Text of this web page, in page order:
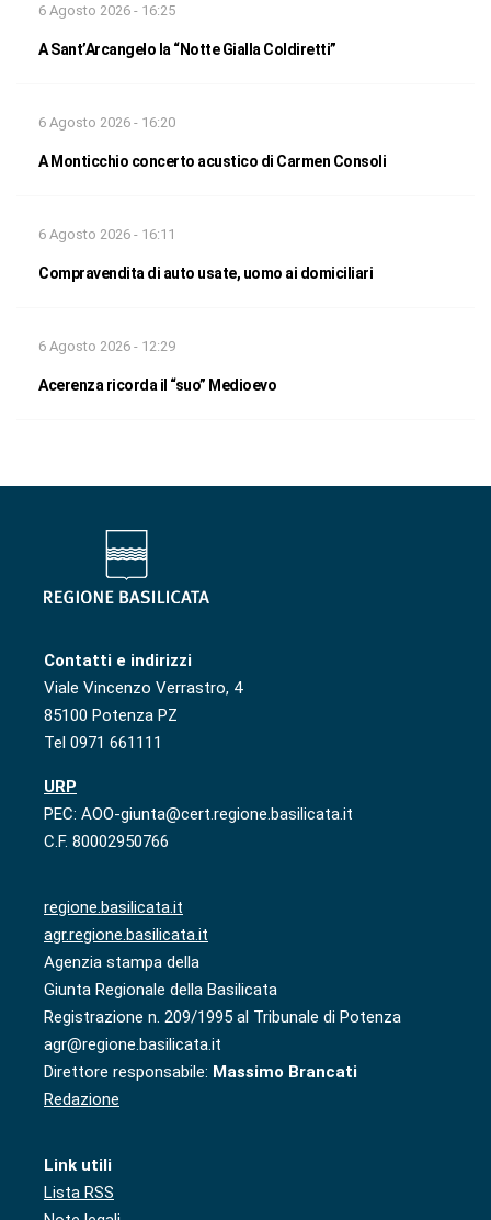
6 Agosto 2026 - 16:25
A Sant’Arcangelo la “Notte Gialla Coldiretti”
6 Agosto 2026 - 16:20
A Monticchio concerto acustico di Carmen Consoli
6 Agosto 2026 - 16:11
Compravendita di auto usate, uomo ai domiciliari
6 Agosto 2026 - 12:29
Acerenza ricorda il “suo” Medioevo
Contatti e indirizzi
Viale Vincenzo Verrastro, 4
85100 Potenza PZ
Tel 0971 661111
URP
PEC: AOO-giunta@cert.regione.basilicata.it
C.F. 80002950766
regione.basilicata.it
agr.regione.basilicata.it
Agenzia stampa della
Giunta Regionale della Basilicata
Registrazione n. 209/1995 al Tribunale di Potenza
agr@regione.basilicata.it
Direttore responsabile: Massimo Brancati
Redazione
Link utili
Lista RSS